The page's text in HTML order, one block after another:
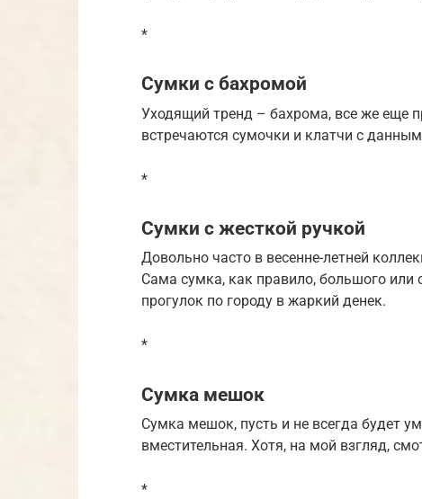
*
Сумки с бахромой
Уходящий тренд – бахрома, все же еще
встречаются сумочки и клатчи с
*
Сумки с жесткой ручкой
Довольно часто в весенне-летней
Сама сумка, как правило, большого
прогулок по городу в жаркий денек.
*
Сумка мешок
Сумка мешок, пусть и не всегда будет
вместительная. Хотя, на мой взгляд,
*